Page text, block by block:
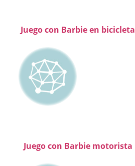
Juego con Barbie en bicicleta
Juego con Barbie motorista